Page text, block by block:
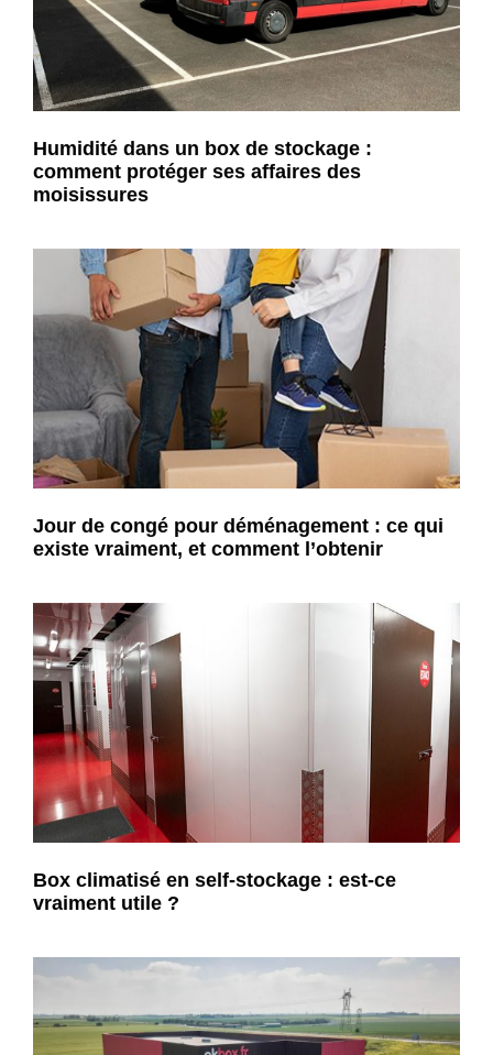
Humidité dans un box de stockage :
comment protéger ses affaires des
moisissures
Jour de congé pour déménagement : ce qui
existe vraiment, et comment l’obtenir
Box climatisé en self-stockage : est-ce
vraiment utile ?